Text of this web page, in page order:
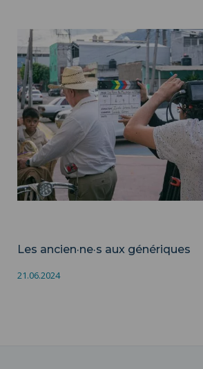
Les ancien·ne·s aux génériques ">
Les ancien·ne·s aux génériques
21.06.2024